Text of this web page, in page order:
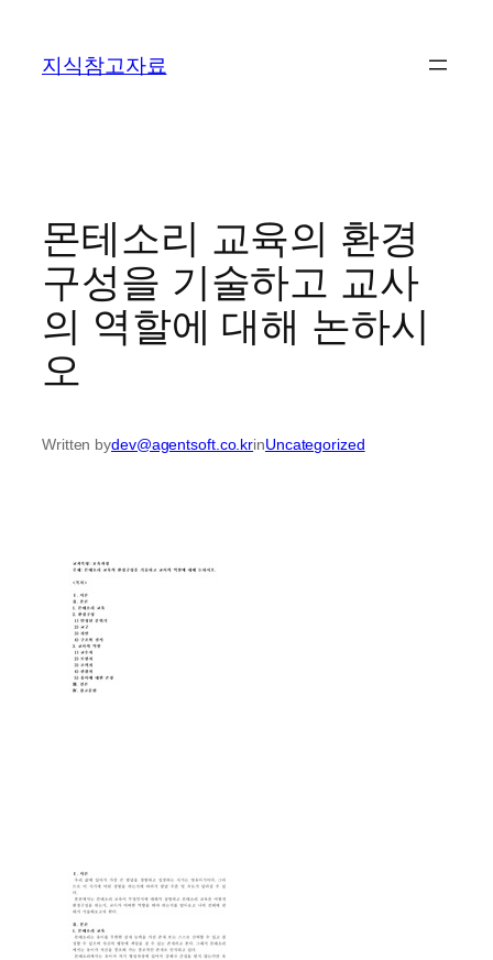
지식참고자료
몬테소리 교육의 환경
구성을 기술하고 교사
의 역할에 대해 논하시
오
Written bydev@agentsoft.co.krinUncategorized